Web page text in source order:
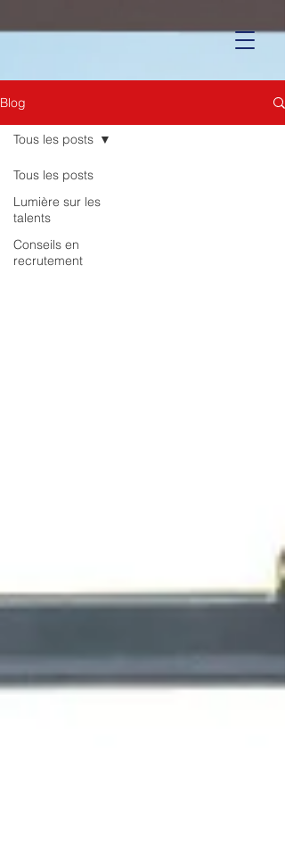
Blog
Tous les posts
Lumière sur les
talents
Conseils en
recrutement
Tous les posts